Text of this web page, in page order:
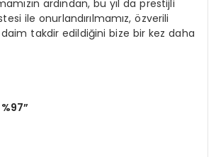
ardından, bu yıl da prestijli
ile onurlandırılmamız, özverili
daim takdir edildiğini bize bir kez daha